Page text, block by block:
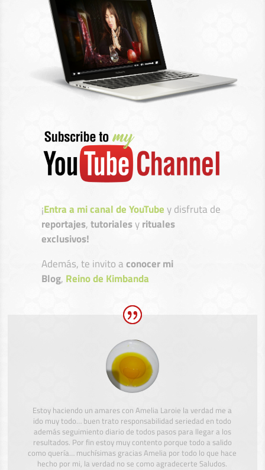
¡Entra a mi canal de YouTubey disfruta de
reportajes,tutorialesyrituales
exclusivos!
Además, te invito aconocer mi
Blog, Reino de Kimbanda
Estoy haciendo un amares con Amelia Laroie la verdad me a
ido muy todo… buen trato responsabilidad seriedad en todo
además seguimiento diario de todos pasos para llegar a los
resultados. Por fin estoy muy contento porque todo a salido
como quería… muchísimas gracias Amelia por todo lo que hace
hecho por mi, la verdad no se como agradecerte Saludos.